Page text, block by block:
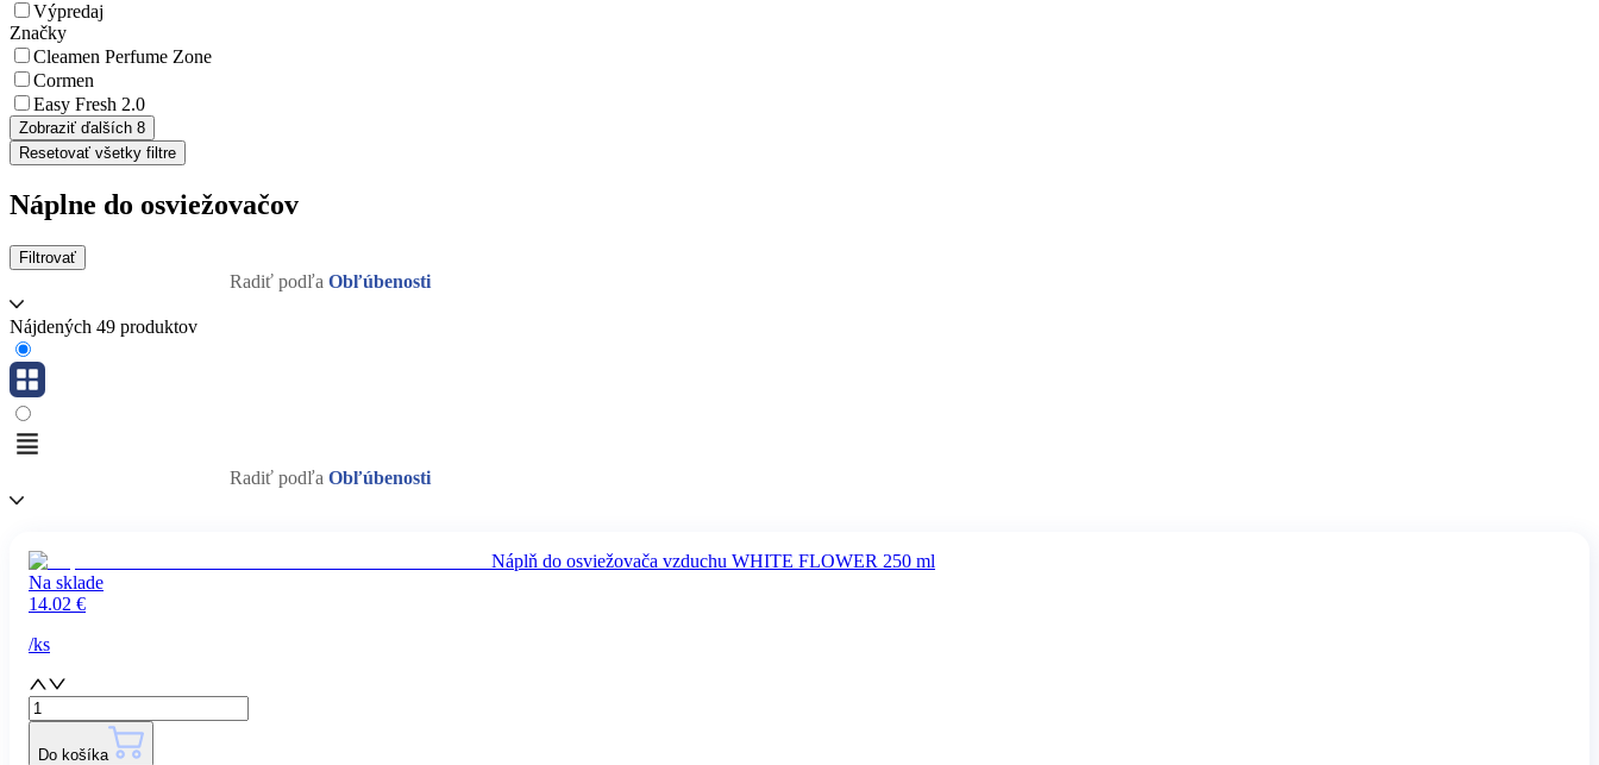
Výpredaj
Značky
Cleamen Perfume Zone
Cormen
Easy Fresh 2.0
Zobraziť ďalších 8
Resetovať všetky filtre
Náplne do osviežovačov
Filtrovať
Radiť podľa Obľúbenosti
Nájdených 49 produktov
Radiť podľa Obľúbenosti
Náplň do osviežovača vzduchu WHITE FLOWER 250 ml
Na sklade
14.02 €
/ks
Do košíka